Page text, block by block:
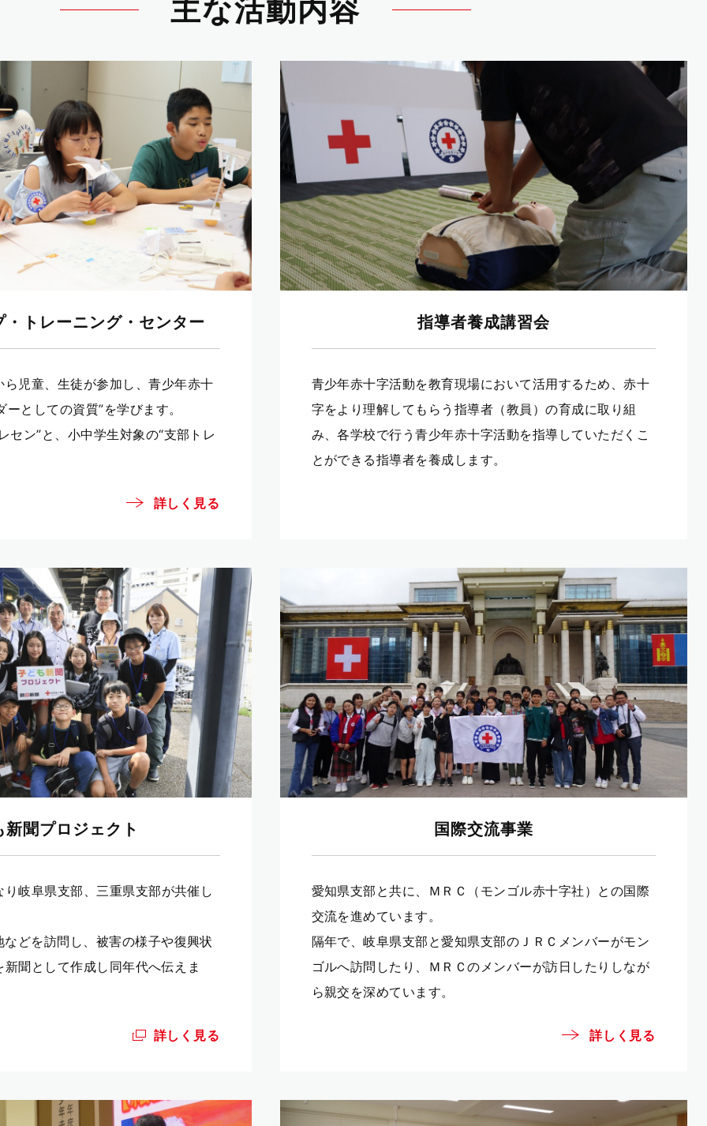
主な活動内容
トレーニング・センター
児童、生徒が参加し、青少年赤十
ーとしての資質”を学びます。
セン”と、小中学生対象の“支部トレ
詳しく見る
指導者養成講習会
青少年赤十字活動を教育現場において活用するため、赤十
字をより理解してもらう指導者（教員）の育成に取り組
み、各学校で行う青少年赤十字活動を指導していただくこ
とができる指導者を養成します。
新聞プロジェクト
岐阜県支部、三重県支部が共催し
どを訪問し、被害の様子や復興状
聞として作成し同年代へ伝えま
詳しく見る
国際交流事業
愛知県支部と共に、ＭＲＣ（モンゴル赤十字社）との国際
交流を進めています。
隔年で、岐阜県支部と愛知県支部のＪＲＣメンバーがモン
ゴルへ訪問したり、ＭＲＣのメンバーが訪日したりしなが
ら親交を深めています。
詳しく見る